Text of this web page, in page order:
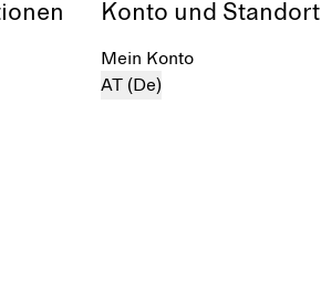
Konto und Standort
Mein Konto
AT (De)